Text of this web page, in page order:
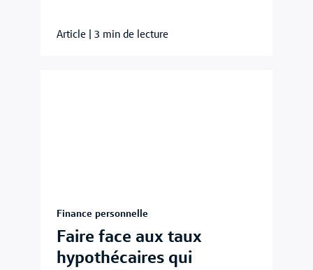
Article 3 min de lecture
Finance personnelle
Faire face aux taux
hypothécaires qui